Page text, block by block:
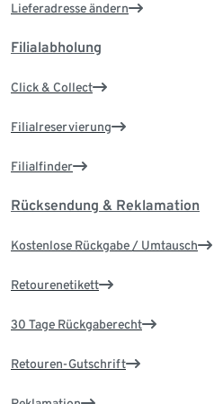
Lieferadresse ändern
Filialabholung
Click & Collect
Filialreservierung
Filialfinder
Rücksendung & Reklamation
Kostenlose Rückgabe / Umtausch
Retourenetikett
30 Tage Rückgaberecht
Retouren-Gutschrift